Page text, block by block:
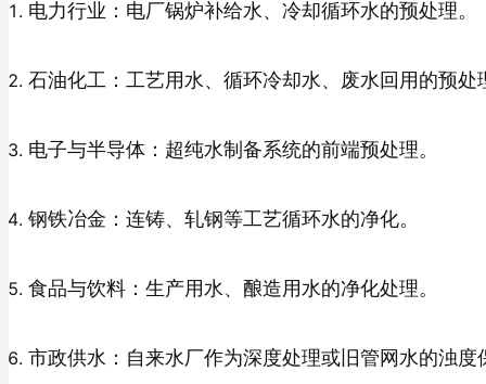
电力行业：电厂锅炉补给水、冷却循环水的预处理。
石油化工：工艺用水、循环冷却水、废水回用的预处
电子与半导体：超纯水制备系统的前端预处理。
钢铁冶金：连铸、轧钢等工艺循环水的净化。
食品与饮料：生产用水、酿造用水的净化处理。
市政供水：自来水厂作为深度处理或旧管网水的浊度